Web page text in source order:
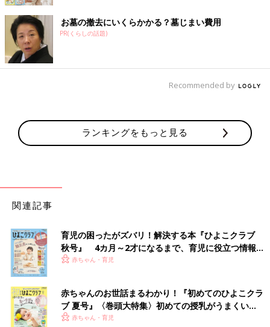
ターバンとマッチしていてとてもおしゃれですね！
使いやすさも見た目も最高！ピジョンのウギー
お墓の撤去にいくらかかる？墓じまい費用
PR(くらしの話題)
Recommended by
ランキングをもっと見る
関連記事
育児の困ったがズバリ！解決する本『ひよこクラブ
秋号』 4カ月～2才になるまで、育児に役立つ情報が
いっぱい！
赤ちゃん・育児
赤ちゃんのお世話まるわかり！『初めてのひよこクラ
ブ 夏号』〈巻頭大特集〉初めての授乳がうまくい
く！ おっぱい・ミルクの基本と夏のトラブル 解決テ
赤ちゃん・育児